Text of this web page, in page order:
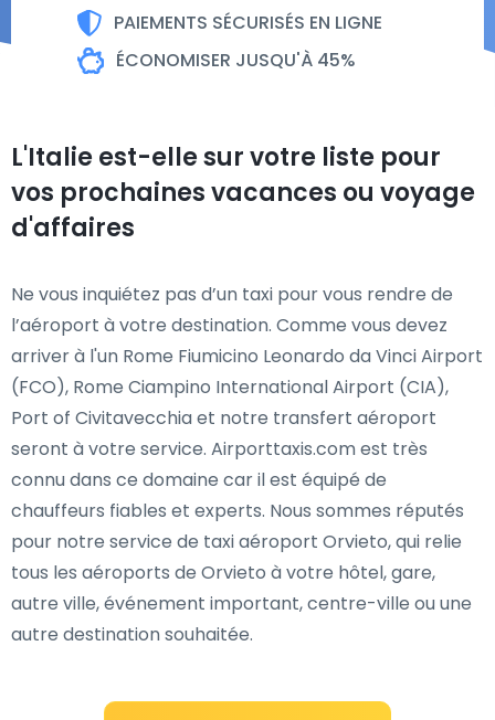
PAIEMENTS SÉCURISÉS EN LIGNE
ÉCONOMISER JUSQU'À 45%
L'Italie est-elle sur votre liste pour
vos prochaines vacances ou voyage
d'affaires
Ne vous inquiétez pas d’un taxi pour vous rendre de
l’aéroport à votre destination. Comme vous devez
arriver à l'un Rome Fiumicino Leonardo da Vinci Airport
(FCO), Rome Ciampino International Airport (CIA),
Port of Civitavecchia et notre transfert aéroport
seront à votre service. Airporttaxis.com est très
connu dans ce domaine car il est équipé de
chauffeurs fiables et experts. Nous sommes réputés
pour notre service de taxi aéroport Orvieto, qui relie
tous les aéroports de Orvieto à votre hôtel, gare,
autre ville, événement important, centre-ville ou une
autre destination souhaitée.